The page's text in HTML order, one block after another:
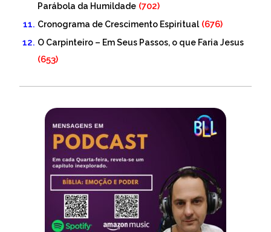
Parábola da Humildade (702)
Cronograma de Crescimento Espiritual (676)
O Carpinteiro – Em Seus Passos, o que Faria Jesus
(653)